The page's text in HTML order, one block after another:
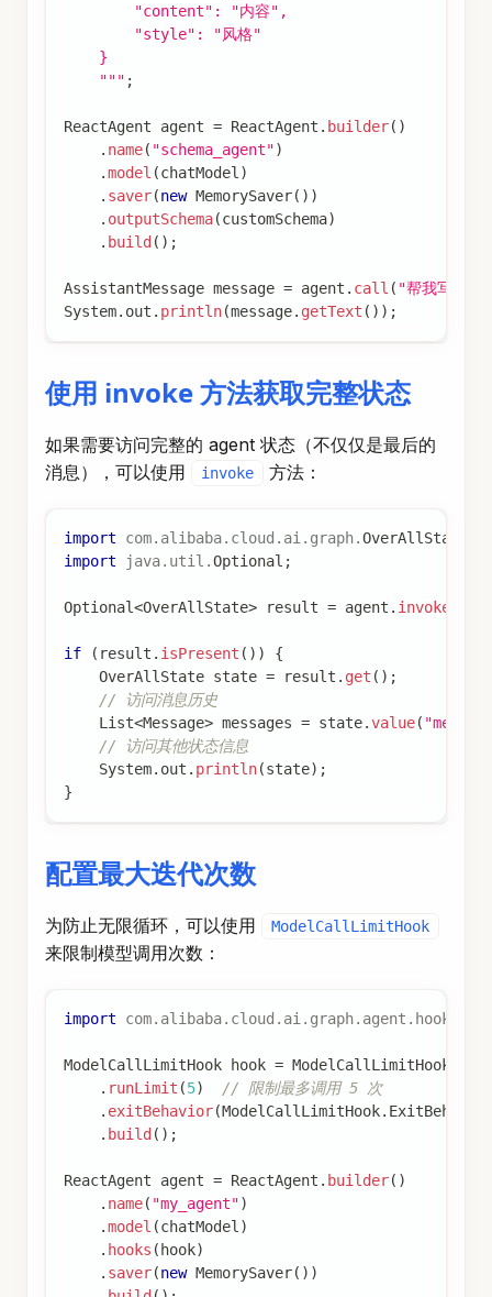
        "content": "内容",
        "style": "风格"
    }
    """
;
ReactAgent agent = ReactAgent . builder( )
. name( "schema_agent")
.model (chatModel )
. saver(new MemorySaver( ) )
. outputSchema(customSchema)
. build ( ) ;
AssistantMessage message = agent . call ( "帮我写一首
System. out . println(message. getText ( ) ) ;
使用 invoke 方法获取完整状态
如果需要访问完整的 agent 状态（不仅仅是最后的
消息），可以使用
invoke 方法：
import com. alibaba. cloud . ai . graph.OverAllState
import
java. util .Optional ;
Optional<OverAllState> result = agent . invoke
if ( result . isPresent ( ) )
{
OverAllState state = result . get ( ) ;
// 访问消息历史
List<Message> messages = state.value(
// 访问其他状态信息
System. out . println(state) ;
}
配置最大迭代次数
为防止无限循环，可以使用 ModelCallLimitHook
来限制模型调用次数：
import com. alibaba. cloud . ai . graph. agent . hook
ModelCallLimitHook hook = ModelCallLimitHook
. runLimit (5)
// 限制最多调用 5 次
. exitBehavior(ModelCallLimitHook.
. build ( ) ;
ReactAgent agent = ReactAgent . builder( )
. name( "my_agent")
.model (chatModel )
. hooks ( hook)
. saver(new MemorySaver( ) )